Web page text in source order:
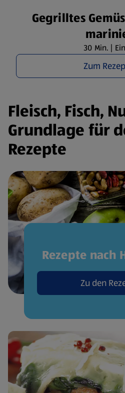
Gegrilltes
30 Min. |
Zum
Fleisch, Fisch,
Grundlage für
Rezepte
Rezepte nach
Zu den